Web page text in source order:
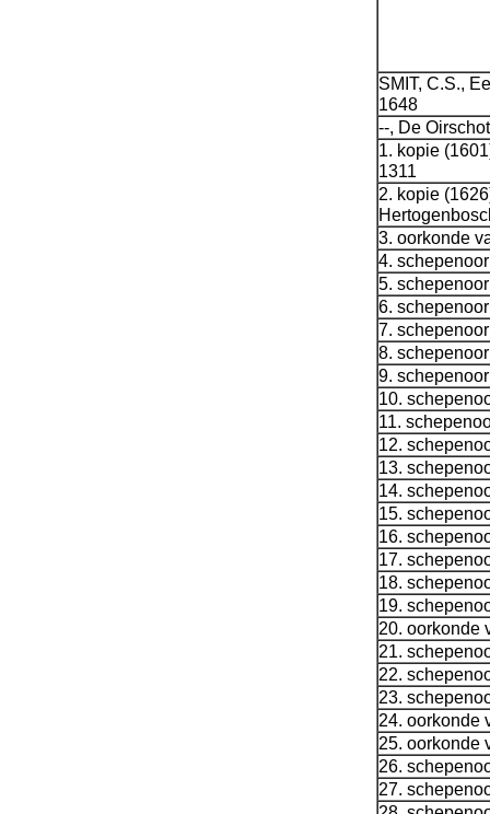
SMIT, C.S.,
1648
--, De
1. kopie
1311
2. kopie
3. oorkonde
4.
5.
6.
7.
8.
9.
10.
11.
12.
13.
14.
15.
16.
17.
18.
19.
20. oorkonde
21.
22.
23.
24. oorkonde
25. oorkonde
26.
27.